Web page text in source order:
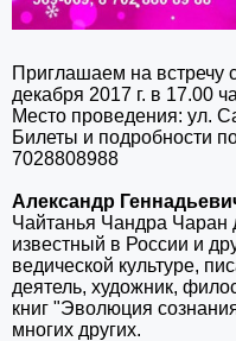
Приглашаем на
декабря 2017 г. в 17.00
Место проведения: ул.
Билеты и подробности
7028808988
Александр
Чайтанья Чандра Чаран
известный в России и
ведической культуре,
деятель, художник,
книг "Эволюция
многих других.